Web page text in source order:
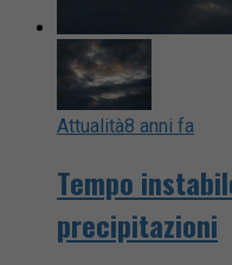
Attualità8 anni fa
Tempo
precipitazioni